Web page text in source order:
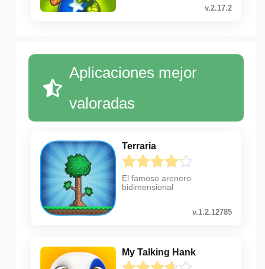
v.2.17.2
Aplicaciones mejor
valoradas
Terraria
El famoso arenero
bidimensional
v.1.2.12785
My Talking Hank